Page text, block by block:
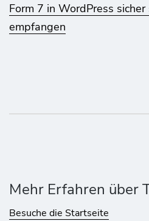
Form 7 in WordPress
empfangen
Mehr Erfahren über
Besuche die Startseite